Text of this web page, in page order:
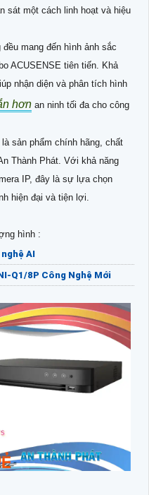
sát một cách linh hoạt và hiệu
mang đến hình ảnh sắc
ACUSENSE tiên tiến. Khả
nhận diện và phân tích hình
hơn an ninh tối đa cho công
là sản phẩm chính hãng, chất
Thành Phát. Với khả năng
IP, đây là sự lựa chọn
hiện đại và tiện lợi.
hình :
AI
Q1/8P Công Nghệ Mới